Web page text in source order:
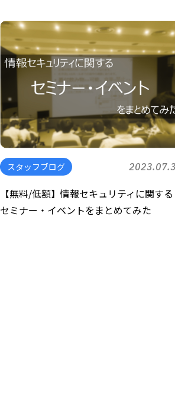
スタッフブログ
【無料/低額】情報セキュリティに関する
セミナー・イベントをまとめてみた